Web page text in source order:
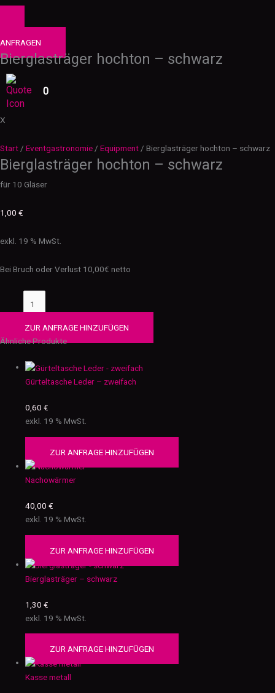
ANFRAGEN
Bierglasträger hochton – schwarz
0
X
Start / Eventgastronomie / Equipment / Bierglasträger hochton – schwarz
Bierglasträger hochton – schwarz
für 10 Gläser
1,00 €
exkl. 19 % MwSt.
Bei Bruch oder Verlust 10,00€ netto
ZUR ANFRAGE HINZUFÜGEN
Ähnliche Produkte
Gürteltasche Leder – zweifach
0,60€
exkl. 19 % MwSt.
ZUR ANFRAGE HINZUFÜGEN
Nachowärmer
40,00€
exkl. 19 % MwSt.
ZUR ANFRAGE HINZUFÜGEN
Bierglasträger – schwarz
1,30€
exkl. 19 % MwSt.
ZUR ANFRAGE HINZUFÜGEN
Kasse metall